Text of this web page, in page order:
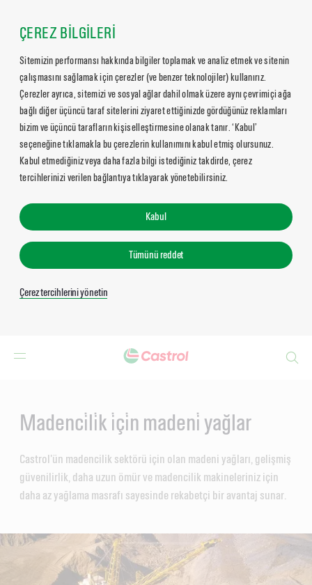
ÇEREZ BİLGİLERİ
Sitemizin performansı hakkında bilgiler toplamak ve analiz etmek ve sitenin
çalışmasını sağlamak için çerezler (ve benzer teknolojiler) kullanırız.
Çerezler ayrıca, sitemizi ve sosyal ağlar dahil olmak üzere aynı çevrimiçi ağa
bağlı diğer üçüncü taraf sitelerini ziyaret ettiğinizde gördüğünüz reklamları
bizim ve üçüncü tarafların kişiselleştirmesine olanak tanır. ‘Kabul’
seçeneğine tıklamakla bu çerezlerin kullanımını kabul etmiş olursunuz.
Kabul etmediğiniz veya daha fazla bilgi istediğiniz takdirde, çerez
tercihlerinizi verilen bağlantıya tıklayarak yönetebilirsiniz.
Kabul
Tümünü reddet
Çerez tercihlerini yönetin
Madenci̇li̇k i̇çi̇n madeni̇ yağlar
Castrol’ün madencilik sektörü için olan madeni yağları, gelişmiş
güvenilirlik, daha uzun ömür ve madencilik makineleriniz için
daha az yağlama masrafı sayesinde rekabetçi bir avantaj sunar.